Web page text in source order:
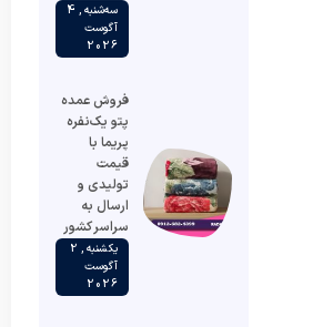
سه‌شنبه , 4
آگوست
2026
فروش عمده
پتو یک‌نفره
پریما با
قیمت
تولیدی و
ارسال به
سراسر کشور
یکشنبه , 2
آگوست
2026